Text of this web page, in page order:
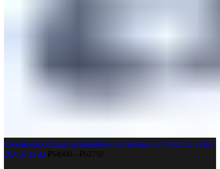
Сборно-разборный металлический стеллаж KronVuz CT H3N1
20Х16-2SB2 ₽54900 ₽62750